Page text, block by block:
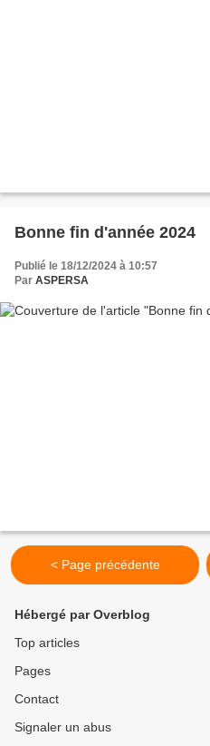
Bonne fin d'année 2024
Publié le 18/12/2024 à 10:57
Par ASPERSA
< Page précédente
Hébergé par Overblog
Top articles
Pages
Contact
Signaler un abus